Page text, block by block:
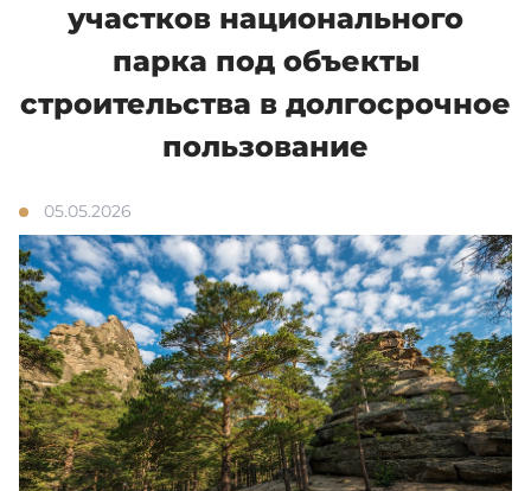
Галерея
Достопримечательности
Противопожарная агитация
участков национального
парка под объекты
строительства в долгосрочное
пользование
05.05.2026